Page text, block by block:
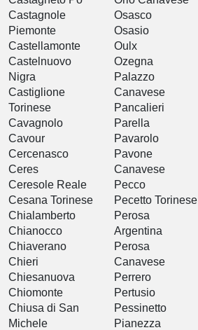
Castagnole
Piemonte
Castellamonte
Castelnuovo
Nigra
Castiglione
Torinese
Cavagnolo
Cavour
Cercenasco
Ceres
Ceresole Reale
Cesana Torinese
Chialamberto
Chianocco
Chiaverano
Chieri
Chiesanuova
Chiomonte
Chiusa di San
Michele
Osasco
Osasio
Oulx
Ozegna
Palazzo
Canavese
Pancalieri
Parella
Pavarolo
Pavone
Canavese
Pecco
Pecetto Torinese
Perosa
Argentina
Perosa
Canavese
Perrero
Pertusio
Pessinetto
Pianezza